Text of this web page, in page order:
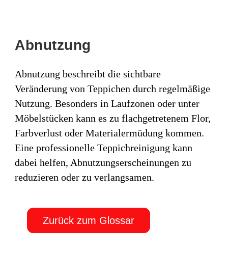
Abnutzung
Abnutzung beschreibt die sichtbare
Veränderung von Teppichen durch regelmäßige
Nutzung. Besonders in Laufzonen oder unter
Möbelstücken kann es zu flachgetretenem Flor,
Farbverlust oder Materialermüdung kommen.
Eine professionelle Teppichreinigung kann
dabei helfen, Abnutzungserscheinungen zu
reduzieren oder zu verlangsamen.
Zurück zum Glossar